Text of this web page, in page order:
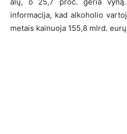
alų, o 25,7 proc. geria vyną.
informacija, kad alkoholio
metais kainuoja 155,8 mlrd.